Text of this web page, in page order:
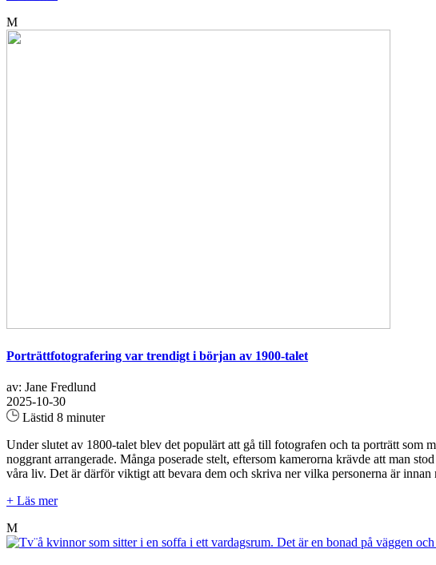
M
Porträttfotografering var trendigt i början av 1900-talet
av: Jane Fredlund
2025-10-30
Lästid 8 minuter
Under slutet av 1800-talet blev det populärt att gå till fotografen och ta porträtt som
noggrant arrangerade. Många poserade stelt, eftersom kamerorna krävde att man
våra liv. Det är därför viktigt att bevara dem och skriva ner vilka personerna är innan
+ Läs mer
M